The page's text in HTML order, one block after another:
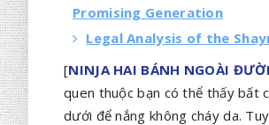
Promising Generation
Legal Analysis of the
[NINJA HAI BÁNH NGOÀI
quen thuộc bạn có thể thấy bất
dưới để nắng không cháy da.